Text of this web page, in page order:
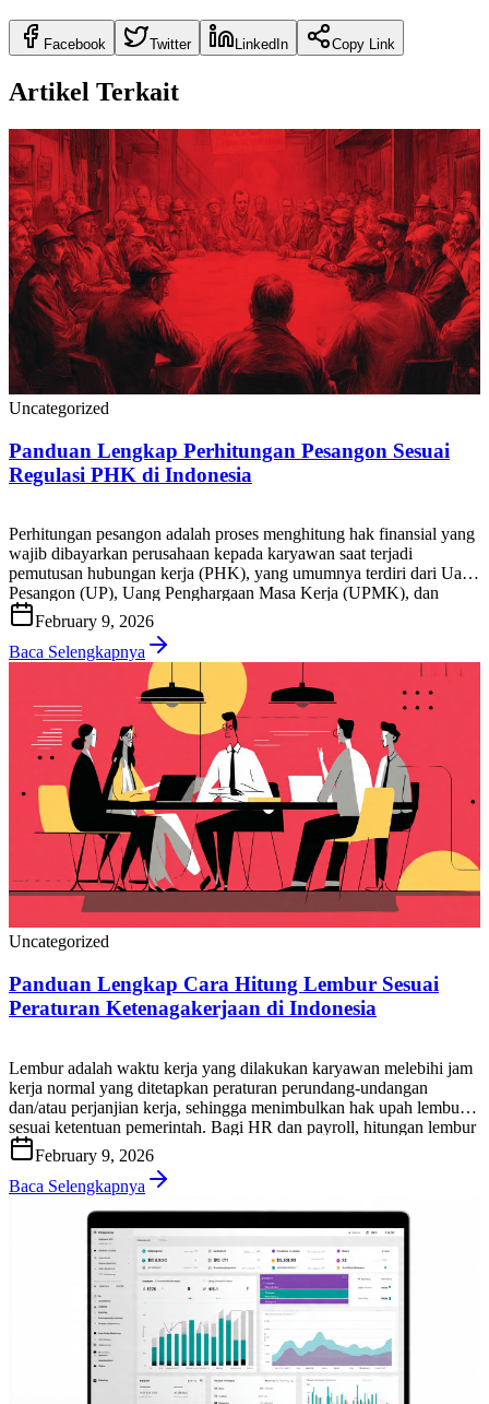
Facebook Twitter LinkedIn Copy Link
Artikel Terkait
Uncategorized
Panduan Lengkap Perhitungan Pesangon Sesuai
Regulasi PHK di Indonesia
Perhitungan pesangon adalah proses menghitung hak finansial yang
wajib dibayarkan perusahaan kepada karyawan saat terjadi
pemutusan hubungan kerja (PHK), yang umumnya terdiri dari Uang
Pesangon (UP), Uang Penghargaan Masa Kerja (UPMK), dan
Uang Penggantian Hak (UPH), sesuai ketentuan peraturan
ketenagakerjaan yang berlaku di Indonesia. Bagi HR, tim payroll,
pemilik bisnis, maupun karyawan, akurasi hitung pesangon […]
February 9, 2026
Baca Selengkapnya
Uncategorized
Panduan Lengkap Cara Hitung Lembur Sesuai
Peraturan Ketenagakerjaan di Indonesia
Lembur adalah waktu kerja yang dilakukan karyawan melebihi jam
kerja normal yang ditetapkan peraturan perundang-undangan
dan/atau perjanjian kerja, sehingga menimbulkan hak upah lembur
sesuai ketentuan pemerintah. Bagi HR dan payroll, hitungan lembur
yang tepat penting untuk menjaga kepatuhan, mencegah sengketa,
dan memastikan biaya tenaga kerja terkendali. Di artikel ini, Anda
akan mendapatkan panduan praktis cara […]
February 9, 2026
Baca Selengkapnya